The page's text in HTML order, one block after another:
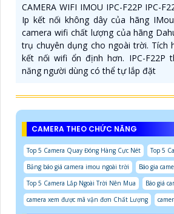
CAMERA WIFI IMOU IPC-F22P IPC-
Ip kết nối không dây của hãng
camera wifi chất lượng của hãng
trụ chuyên dụng cho ngoài trời. Tích
kết nối wifi ổn định hơn. IPC-F22P
năng người dùng có thể tự lắp đặt
CAMERA THEO CHỨC NĂNG
Top 5 Camera Quay Đóng Hàng Cực Nét
Top 5
Bảng báo giá camera imou ngoài trời
Báo gia
Top 5 Camera Lắp Ngoài Trời Nên Mua
Báo giá
camera xem được mã vận đơn Chất Lượng